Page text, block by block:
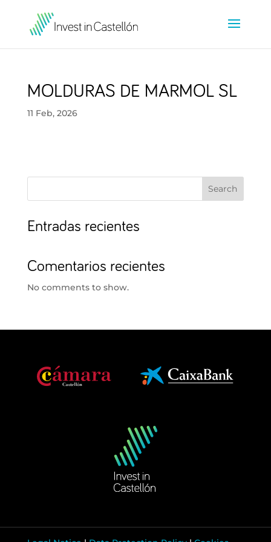
MOLDURAS DE MARMOL SL
11 Feb, 2026
Search
Entradas recientes
Comentarios recientes
No comments to show.